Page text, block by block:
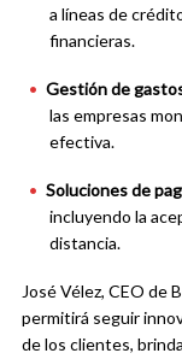
a líneas de
financieras.
Gestión de
las empresas
efectiva.
Soluciones de
incluyendo la
distancia.
José Vélez, CEO de
permitirá seguir
de los clientes,